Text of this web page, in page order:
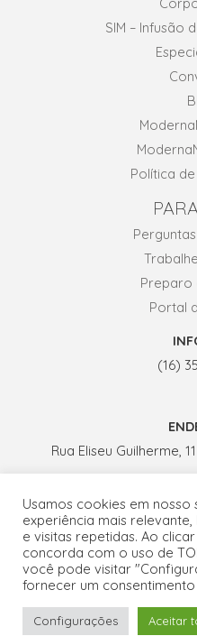
SIM – Infusão
Política
Preparo
Portal
(16)
Rua Eliseu Guilherme,
HORÁRIO
Seg. a
Usamos cookies em
experiência mais
e visitas repetidas. Ao
concorda com o uso de
você pode visitar
fornecer um
Configurações Aceitar